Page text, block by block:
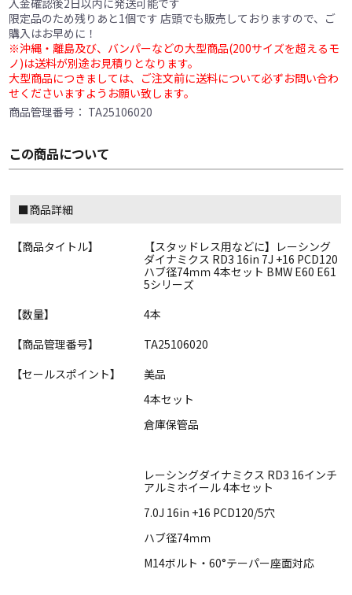
入金確認後2日以内に発送可能です
限定品のため残りあと1個です 店頭でも販売しておりますので、ご
購入はお早めに！
※沖縄・離島及び、バンパーなどの大型商品(200サイズを超えるモ
ノ)は送料が別途お見積りとなります。
大型商品につきましては、ご注文前に送料について必ずお問い合わ
せくださいますようお願い致します。
商品管理番号： TA25106020
この商品について
■商品詳細
【商品タイトル】
【スタッドレス用などに】レーシング
ダイナミクス RD3 16in 7J +16 PCD120
ハブ径74ｍｍ 4本セット BMW E60 E61
5シリーズ
【数量】
4本
【商品管理番号】
TA25106020
【セールスポイント】
美品
4本セット
倉庫保管品
レーシングダイナミクス RD3 16インチ
アルミホイール 4本セット
7.0J 16in +16 PCD120/5穴
ハブ径74ｍｍ
M14ボルト・60°テーパー座面対応